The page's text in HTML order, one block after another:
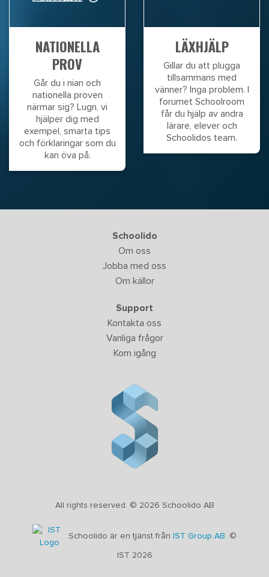
NATIONELLA
PROV
Går du i nian och
nationella proven
närmar sig? Lugn, vi
hjälper dig med
exempel, smarta tips
och förklaringar som du
kan öva på.
LÄXHJÄLP
Gillar du att plugga
tillsammans med
vänner? Inga problem. I
forumet Schoolroom
får du hjälp av andra
lärare, elever och
Schoolidos team.
Schoolido
Om oss
Jobba med oss
Om källor
Support
Kontakta oss
Vanliga frågor
Kom igång
All rights reserved. © 2026 Schoolido AB
Schoolido är en tjänst från IST Group AB. ©
IST 2026